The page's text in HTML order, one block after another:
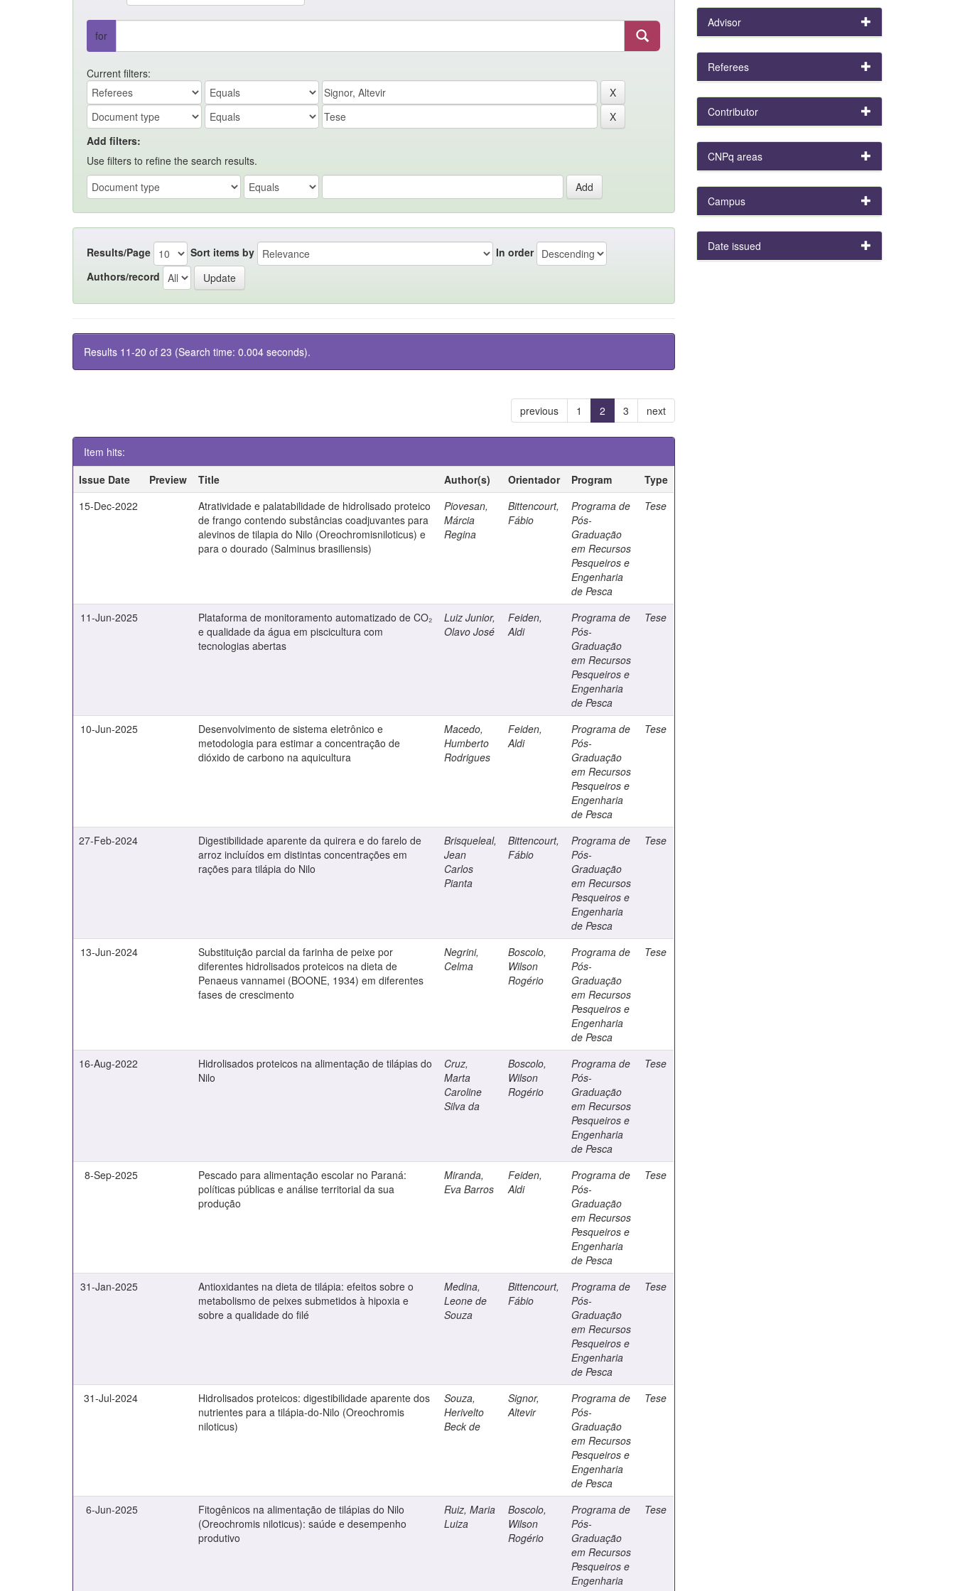
for
Current filters:
Add filters:
Use filters to refine the search results.
Results/Page Sort items by
In order
Authors/record
Results 11-20 of 23 (Search time: 0.004 seconds).
previous 1 2 3 next
Item hits:
Issue Date
Preview Title Author(s) Orientador Program
Type
15-Dec-2022
Atratividade e palatabilidade de hidrolisado proteico
de frango contendo substâncias coadjuvantes para
alevinos de tilapia do Nilo (Oreochromisniloticus) e
para o dourado (Salminus brasiliensis)
Piovesan,
Márcia
Regina
Bittencourt,
Fábio
Programa de
Pós-
Graduação
em Recursos
Pesqueiros e
Engenharia
de Pesca
Tese
11-Jun-2025
Plataforma de monitoramento automatizado de CO₂
e qualidade da água em piscicultura com
tecnologias abertas
Luiz Junior,
Olavo José
Feiden,
Aldi
Programa de
Pós-
Graduação
em Recursos
Pesqueiros e
Engenharia
de Pesca
Tese
10-Jun-2025
Desenvolvimento de sistema eletrônico e
metodologia para estimar a concentração de
dióxido de carbono na aquicultura
Macedo,
Humberto
Rodrigues
Feiden,
Aldi
Programa de
Pós-
Graduação
em Recursos
Pesqueiros e
Engenharia
de Pesca
Tese
27-Feb-2024
Digestibilidade aparente da quirera e do farelo de
arroz incluídos em distintas concentrações em
rações para tilápia do Nilo
Brisqueleal,
Jean
Carlos
Pianta
Bittencourt,
Fábio
Programa de
Pós-
Graduação
em Recursos
Pesqueiros e
Engenharia
de Pesca
Tese
13-Jun-2024
Substituição parcial da farinha de peixe por
diferentes hidrolisados proteicos na dieta de
Penaeus vannamei (BOONE, 1934) em diferentes
fases de crescimento
Negrini,
Celma
Boscolo,
Wilson
Rogério
Programa de
Pós-
Graduação
em Recursos
Pesqueiros e
Engenharia
de Pesca
Tese
16-Aug-2022
Hidrolisados proteicos na alimentação de tilápias do
Nilo
Cruz,
Marta
Caroline
Silva da
Boscolo,
Wilson
Rogério
Programa de
Pós-
Graduação
em Recursos
Pesqueiros e
Engenharia
de Pesca
Tese
8-Sep-2025
Pescado para alimentação escolar no Paraná:
políticas públicas e análise territorial da sua
produção
Miranda,
Eva Barros
Feiden,
Aldi
Programa de
Pós-
Graduação
em Recursos
Pesqueiros e
Engenharia
de Pesca
Tese
31-Jan-2025
Antioxidantes na dieta de tilápia: efeitos sobre o
metabolismo de peixes submetidos à hipoxia e
sobre a qualidade do filé
Medina,
Leone de
Souza
Bittencourt,
Fábio
Programa de
Pós-
Graduação
em Recursos
Pesqueiros e
Engenharia
de Pesca
Tese
31-Jul-2024
Hidrolisados proteicos: digestibilidade aparente dos
nutrientes para a tilápia-do-Nilo (Oreochromis
niloticus)
Souza,
Herivelto
Beck de
Signor,
Altevir
Programa de
Pós-
Graduação
em Recursos
Pesqueiros e
Engenharia
de Pesca
Tese
6-Jun-2025
Fitogênicos na alimentação de tilápias do Nilo
(Oreochromis niloticus): saúde e desempenho
produtivo
Ruiz, Maria
Luiza
Boscolo,
Wilson
Rogério
Programa de
Pós-
Graduação
em Recursos
Pesqueiros e
Engenharia
Tese
Advisor
Referees
Contributor
CNPq areas
Campus
Date issued